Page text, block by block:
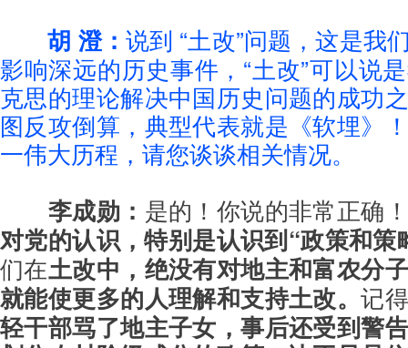
胡 澄： 说到 “土改”问题，这是我
影响深远的历史事件，“土改”可以说
克思的理论解决中国历史问题的成功
图反攻倒算，典型代表就是《软埋》
一伟大历程，请您谈谈相关情况。
李成勋： 是的！你说的非常正确
对党的认识，特别是认识到“政策和策
们在土改中，绝没有对地主和富农分
就能使更多的人理解和支持土改。记
轻干部骂了地主子女，事后还受到警